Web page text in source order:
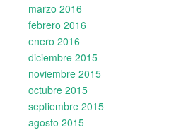
marzo 2016
febrero 2016
enero 2016
diciembre 2015
noviembre 2015
octubre 2015
septiembre 2015
agosto 2015